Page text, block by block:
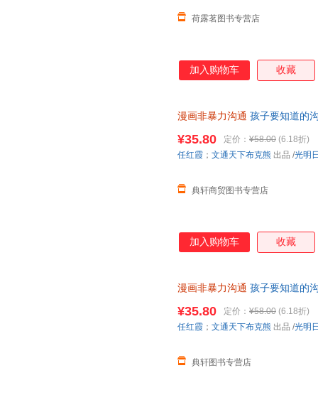
荷露茗图书专营店
加入购物车 收藏
漫画非暴力沟通 孩子要知道的
¥35.80 定价： ¥58.00 (6.18折)
典轩商贸图书专营店
任红霞 ； 文通天下布克熊 出品 /光明
加入购物车 收藏
漫画非暴力沟通 孩子要知道的
¥35.80 定价： ¥58.00 (6.18折)
典轩图书专营店
任红霞 ； 文通天下布克熊 出品 /光明